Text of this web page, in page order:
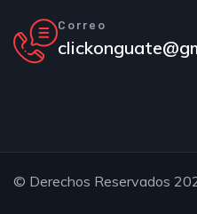
Correo
© Derechos Reservados